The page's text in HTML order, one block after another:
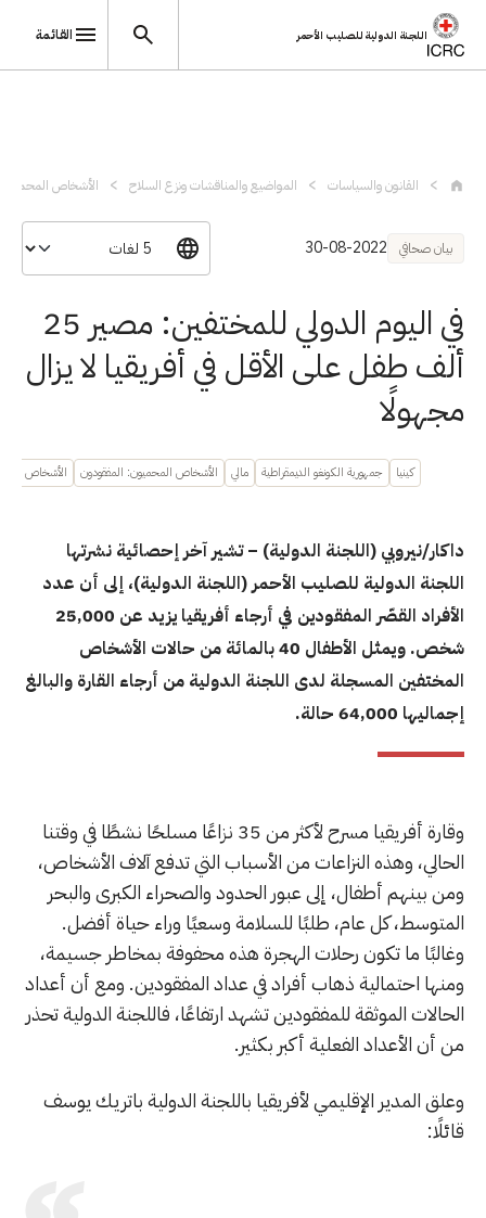
اللجنة الدولية للصليب الأحمر القائمة
القانون والسياسات المواضيع والمناقشات ونزع السلاح الأشخاص المحميون
بيان صحافي 30-08-2022
في اليوم الدولي للمختفين: مصير 25
ألف طفل على الأقل في أفريقيا لا يزال
مجهولًا
كينيا جمهورية الكونغو الديمقراطية مالي الأشخاص المحميون: المفقودون الأشخاص
داكار/نيروبي (اللجنة الدولية) – تشير آخر إحصائية نشرتها
اللجنة الدولية للصليب الأحمر (اللجنة الدولية)، إلى أن عدد
الأفراد القصّر المفقودين في أرجاء أفريقيا يزيد عن 25,000
شخص. ويمثل الأطفال 40 بالمائة من حالات الأشخاص
المختفين المسجلة لدى اللجنة الدولية من أرجاء القارة والبالغ
إجماليها 64,000 حالة.
وقارة أفريقيا مسرح لأكثر من 35 نزاعًا مسلحًا نشطًا في وقتنا
الحالي، وهذه النزاعات من الأسباب التي تدفع آلاف الأشخاص،
ومن بينهم أطفال، إلى عبور الحدود والصحراء الكبرى والبحر
المتوسط، كل عام، طلبًا للسلامة وسعيًا وراء حياة أفضل.
وغالبًا ما تكون رحلات الهجرة هذه محفوفة بمخاطر جسيمة،
ومنها احتمالية ذهاب أفراد في عداد المفقودين. ومع أن أعداد
الحالات الموثقة للمفقودين تشهد ارتفاعًا، فاللجنة الدولية تحذر
من أن الأعداد الفعلية أكبر بكثير.
وعلق المدير الإقليمي لأفريقيا باللجنة الدولية باتريك يوسف
قائلًا: